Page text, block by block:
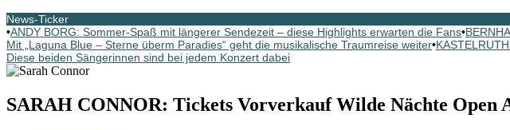
News-Ticker
•ANDY BORG: Sommer-Spaß mit längerer Sendezeit – diese Highlights erwarten die Fans•
Mit „Laguna Blue – Sterne überm Paradies“ geht die musikalische Traumreise weiter•
Diese beiden Sängerinnen sind bei jedem Konzert dabei
SARAH CONNOR: Tickets Vorverkauf Wilde Nächte Open